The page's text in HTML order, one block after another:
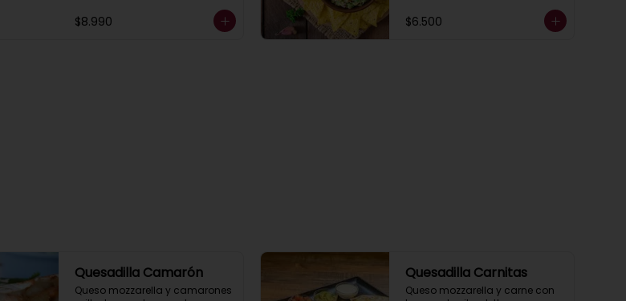
$8.990 $6.500
Quesadilla Camarón
Queso mozzarella y camarones
Quesadilla Carnitas
Queso mozzarella y carne con